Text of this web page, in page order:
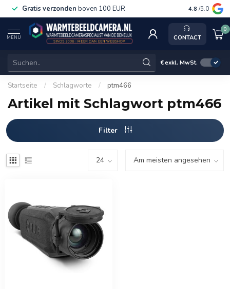
Gratis verzonden boven 100 EUR Service,
4.8 /5.0
MENU CONTACT
0
€exkl. MwSt.
Startseite / Schlagworte / ptm466
Artikel mit Schlagwort ptm466
Filter